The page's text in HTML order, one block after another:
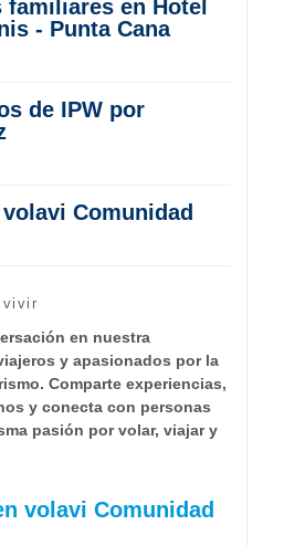
familiares en Hotel
- Punta Cana
de IPW por
Comunidad
vivir
en nuestra
y apasionados por la
Comparte experiencias,
y conecta con personas
pasión por volar, viajar y
volavi Comunidad